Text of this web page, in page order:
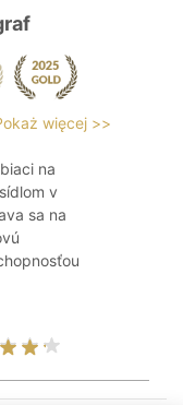
więcej >>
na
v
sa na